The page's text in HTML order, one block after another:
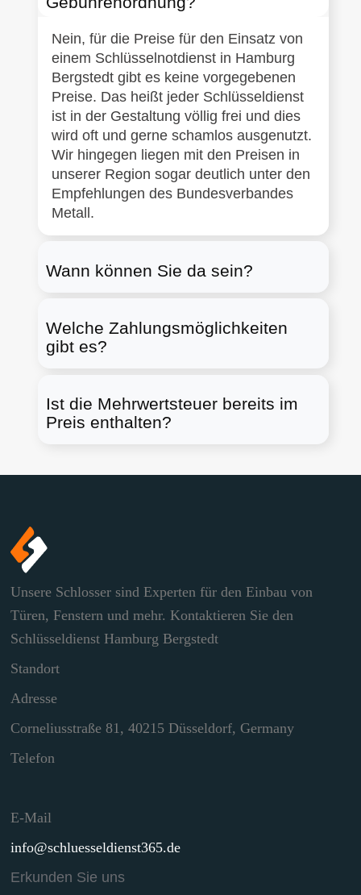
Nein, für die Preise für den Einsatz von
einem Schlüsselnotdienst in Hamburg
Bergstedt gibt es keine vorgegebenen
Preise. Das heißt jeder Schlüsseldienst
ist in der Gestaltung völlig frei und dies
wird oft und gerne schamlos ausgenutzt.
Wir hingegen liegen mit den Preisen in
unserer Region sogar deutlich unter den
Empfehlungen des Bundesverbandes
Metall.
Wann können Sie da sein?
Welche Zahlungsmöglichkeiten
gibt es?
Ist die Mehrwertsteuer bereits im
Preis enthalten?
Unsere Schlosser sind Experten für den Einbau von
Türen, Fenstern und mehr. Kontaktieren Sie den
Schlüsseldienst Hamburg Bergstedt
Standort
Adresse
Corneliusstraße 81, 40215 Düsseldorf, Germany
Telefon
E-Mail
info@schluesseldienst365.de
Erkunden Sie uns